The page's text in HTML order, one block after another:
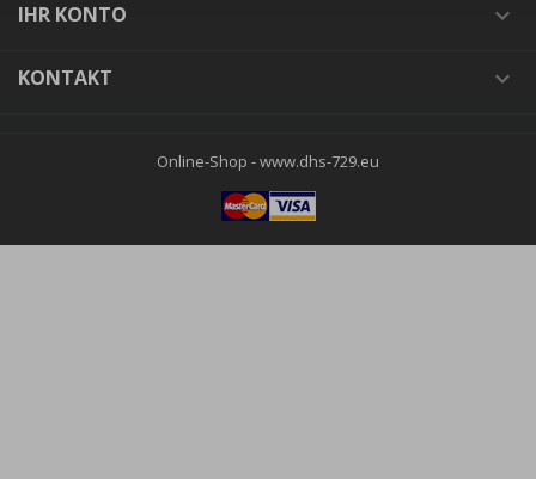
IHR KONTO 
KONTAKT 
Online-Shop -www.dhs-729.eu